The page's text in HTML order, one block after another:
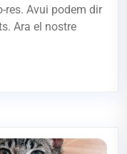
res. Avui podem dir
Ara el nostre